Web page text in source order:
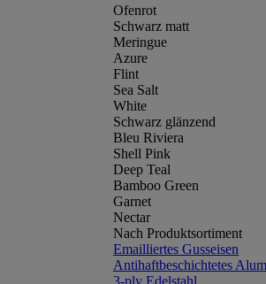
Ofenrot
Schwarz matt
Meringue
Azure
Flint
Sea Salt
White
Schwarz glänzend
Bleu Riviera
Shell Pink
Deep Teal
Bamboo Green
Garnet
Nectar
Nach Produktsortiment
Emailliertes Gusseisen
Antihaftbeschichtetes
3-ply Edelstahl